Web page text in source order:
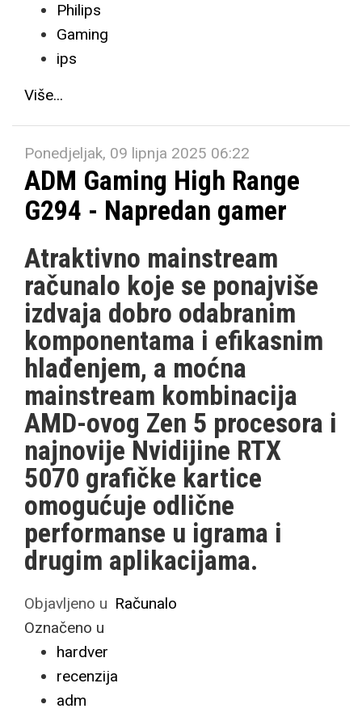
Philips
Gaming
ips
Više...
Ponedjeljak, 09 lipnja 2025 06:22
ADM Gaming High Range
G294 - Napredan gamer
Atraktivno mainstream
računalo koje se ponajviše
izdvaja dobro odabranim
komponentama i efikasnim
hlađenjem, a moćna
mainstream kombinacija
AMD-ovog Zen 5 procesora i
najnovije Nvidijine RTX
5070 grafičke kartice
omogućuje odlične
performanse u igrama i
drugim aplikacijama.
Objavljeno u Računalo
Označeno u
hardver
recenzija
adm